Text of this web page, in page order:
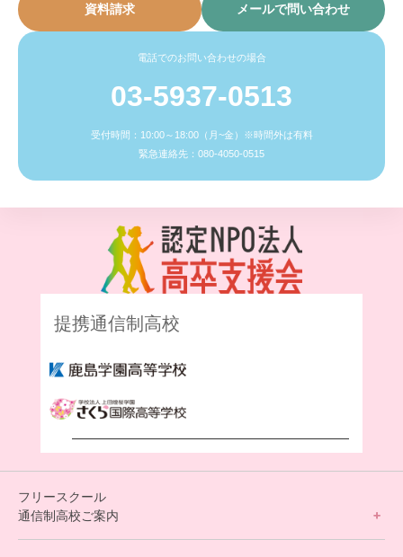
資料請求 メールで問い合わせ
電話でのお問い合わせの場合
03-5937-0513
受付時間：10:00～18:00（月~金）※時間外は有料
緊急連絡先：080-4050-0515
提携通信制高校
フリースクール
通信制高校ご案内